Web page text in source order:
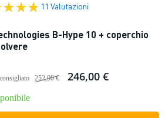
11 Valutazioni
B-Hype 10 + coperchio
252,00 € 246,00 €